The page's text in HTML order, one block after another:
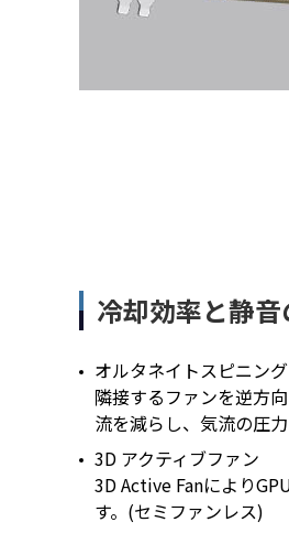
冷却効率と静
オルタネイトスピニング
隣接するファンを逆方
流を減らし、気流の圧力
3D アクティブファン
3D Active Fanにより
す。(セミファンレス)